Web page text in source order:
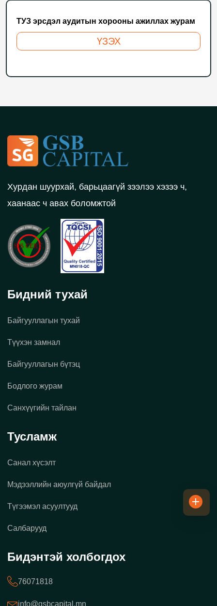
ТУЗ эрсдэл аудитын хорооны ажиллах журам
ҮЗЭХ
Хурдан шуурхай, барьцаагүй зээлээ хэзээ ч,
хаанаас ч авах боломжтой
Бидний тухай
Байгууллагын тухай
Түүхэн замнал
Байгууллагын бүтэц
Бодлого журам
Санхүүгийн тайлан
Тусламж
Санал хүсэлт
Мэдээллийн аюулгүй байдал
Түгээмэл асуултууд
Салбарууд
Бидэнтэй холбогдох
76071818
info@gsbcapital.mn